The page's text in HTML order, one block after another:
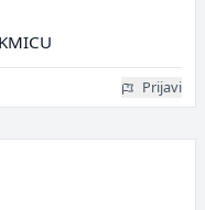
Prijavi